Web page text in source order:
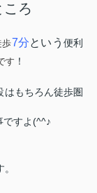
ろ
歩7分という 便利
す ！
はもちろん徒歩圏
ですよ(^^♪